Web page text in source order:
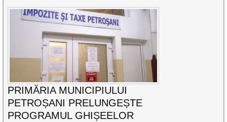
PRIMĂRIA MUNICIPIULUI
PETROȘANI PRELUNGEȘTE
PROGRAMUL GHIȘEELOR